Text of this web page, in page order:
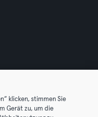
klicken, stimmen Sie
Gerät zu, um die